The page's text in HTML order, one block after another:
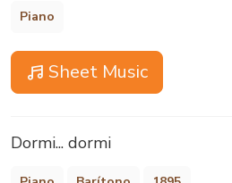
Piano
Sheet Music
Dormi... dormi